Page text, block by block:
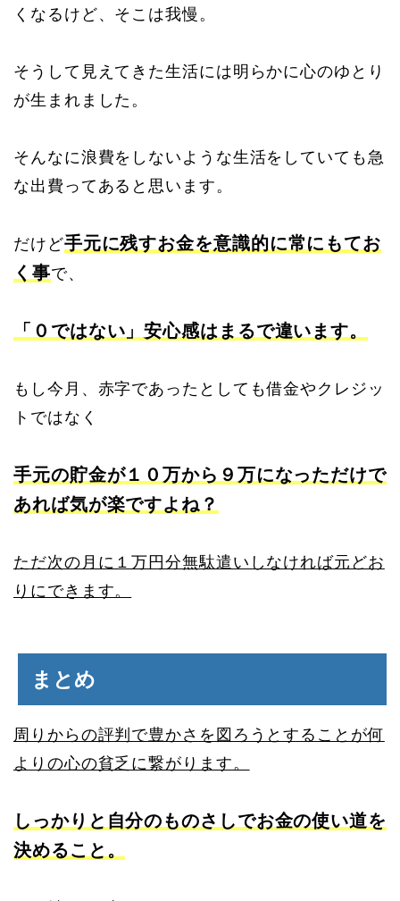
くなるけど、そこは我慢。
そうして見えてきた生活には明らかに心のゆとり
が生まれました。
そんなに浪費をしないような生活をしていても急
な出費ってあると思います。
だけど手元に残すお金を意識的に常にもてお
く事で、
「０ではない」安心感はまるで違います。
もし今月、赤字であったとしても借金やクレジッ
トではなく
手元の貯金が１０万から９万になっただけで
あれば気が楽ですよね？
ただ次の月に１万円分無駄遣いしなければ元どお
りにできます。
まとめ
周りからの評判で豊かさを図ろうとすることが何
よりの心の貧乏に繋がります。
しっかりと自分のものさしでお金の使い道を
決めること。